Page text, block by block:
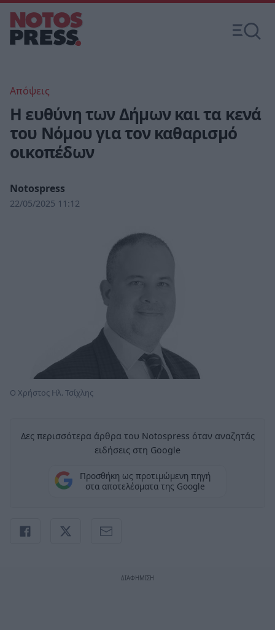
Απόψεις
Η ευθύνη των Δήμων και τα κενά
του Νόμου για τον καθαρισμό
οικοπέδων
Notospress
22/05/2025 11:12
Ο Χρήστος Ηλ. Τσίχλης
Δες περισσότερα άρθρα του Notospress όταν αναζητάς
ειδήσεις στη Google
Προσθήκη ως προτιμώμενη πηγή
στα αποτελέσματα της Google